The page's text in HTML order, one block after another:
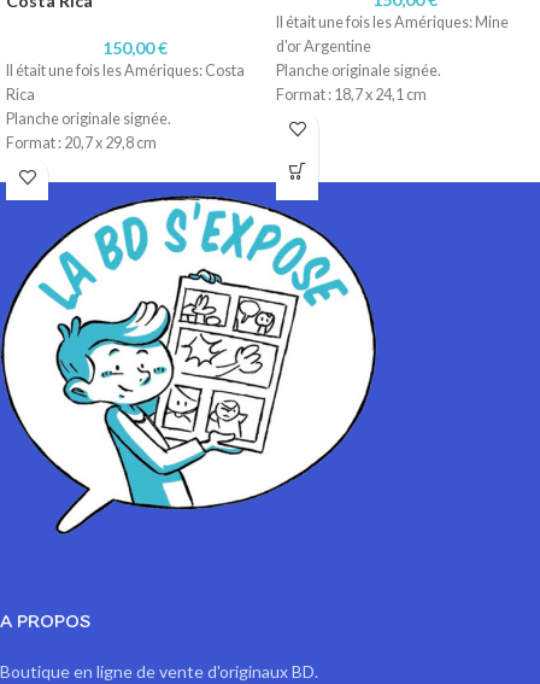
150,00€
Il était une fois les Amériques: Costa
Rica
Planche originale signée.
Format : 20,7 x 29,8 cm
Technique : Aquarelle et Encre de
Papier : Aquarelle 300 gr
Il était une fois les Amériques: Mine
d'or Argentine
Planche originale signée.
Format : 18,7 x 24,1 cm
Technique : Aquarelle et Encre de
Papier : Aquarelle 300 gr
A PROPOS
Boutique en ligne de vente d'originaux BD.